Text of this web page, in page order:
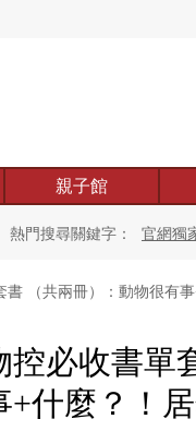
親子館
熱門搜尋關鍵字： 官網獨
書 （共兩冊）：動物很有
控必收書單
+什麼？！